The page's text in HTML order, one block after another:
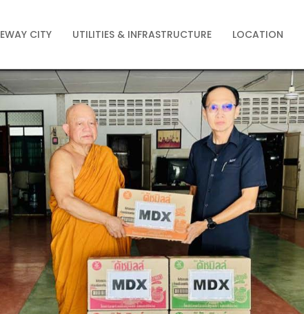
CITY UTILITIES & INFRASTRUCTURE LOCATION